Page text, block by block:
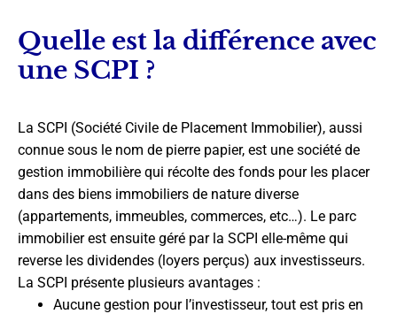
Quelle est la différence avec
une SCPI ?
La SCPI (Société Civile de Placement Immobilier), aussi
connue sous le nom de pierre papier, est une société de
gestion immobilière qui récolte des fonds pour les placer
dans des biens immobiliers de nature diverse
(appartements, immeubles, commerces, etc…). Le parc
immobilier est ensuite géré par la SCPI elle-même qui
reverse les dividendes (loyers perçus) aux investisseurs.
La SCPI présente plusieurs avantages :
Aucune gestion pour l’investisseur, tout est pris en